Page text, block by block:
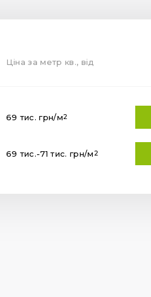
Ціна за метр кв., від
69 тис.грн/м2
69 тис.-71тис.грн/м2